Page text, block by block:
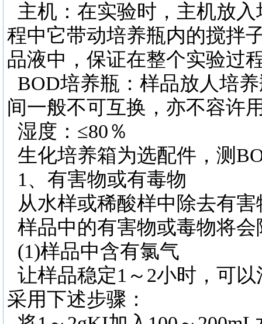
主机：在实验时，主机放入
程中它带动培养瓶内的搅拌
品液中，保证在整个实验过
BOD培养瓶：样品放人培
间一般不可互换，亦不容许
湿度： ≤80％
生化培养箱为选配件，测
1、有害物或有毒物
从水样或稀酸样中除去有
样品中的有害物或毒物将会
(1)样品中含有氯气
让样品稳定1～2小时，可
采用下述步骤：